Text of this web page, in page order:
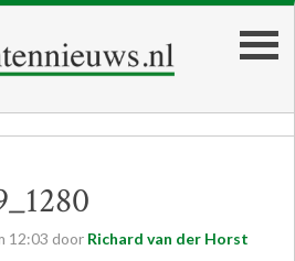
12:03 door Richard van der Horst